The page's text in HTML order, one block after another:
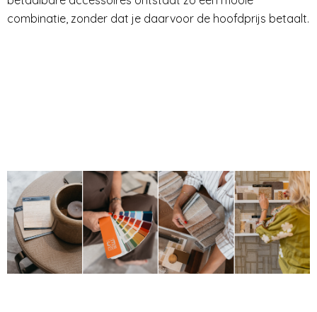
combinatie, zonder dat je daarvoor de hoofdprijs betaalt.